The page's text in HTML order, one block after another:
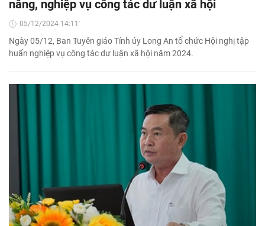
năng, nghiệp vụ công tác dư luận xã hội
05/12/2024 14:11'
Ngày 05/12, Ban Tuyên giáo Tỉnh ủy Long An tổ chức Hội nghị tập
huấn nghiệp vụ công tác dư luận xã hội năm 2024.